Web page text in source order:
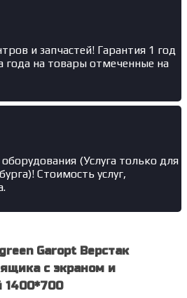
и запчастей! Гарантия 1 год
года на товары отмеченные на
(Услуга только для
Стоимость услуг,
Garopt Верстак
с экраном и
1400*700